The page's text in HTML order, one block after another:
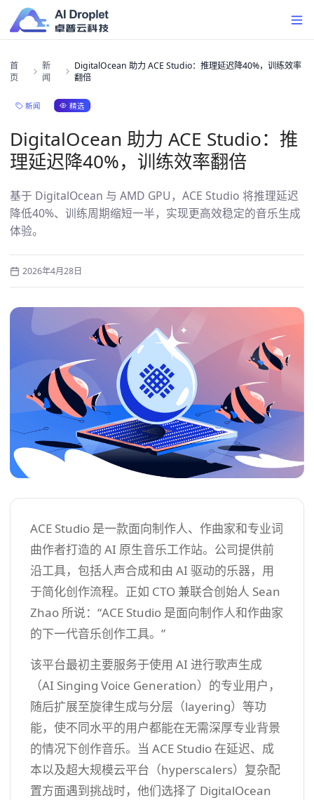
首
页
新
闻
DigitalOcean 助力 ACE Studio：推理延迟降40%，训练效率
翻倍
新闻 精选
DigitalOcean 助力 ACE Studio：推
理延迟降40%，训练效率翻倍
基于 DigitalOcean 与 AMD GPU，ACE Studio 将推理延迟
降低40%、训练周期缩短一半，实现更高效稳定的音乐生成
体验。
2026年4月28日
ACE Studio 是一款面向制作人、作曲家和专业词
曲作者打造的 AI 原生音乐工作站。公司提供前
沿工具，包括人声合成和由 AI 驱动的乐器，用
于简化创作流程。正如 CTO 兼联合创始人 Sean
Zhao 所说：“ACE Studio 是面向制作人和作曲家
的下一代音乐创作工具。”
该平台最初主要服务于使用 AI 进行歌声生成
（AI Singing Voice Generation）的专业用户，
随后扩展至旋律生成与分层（layering）等功
能，使不同水平的用户都能在无需深厚专业背景
的情况下创作音乐。当 ACE Studio 在延迟、成
本以及超大规模云平台（hyperscalers）复杂配
置方面遇到挑战时，他们选择了 DigitalOcean